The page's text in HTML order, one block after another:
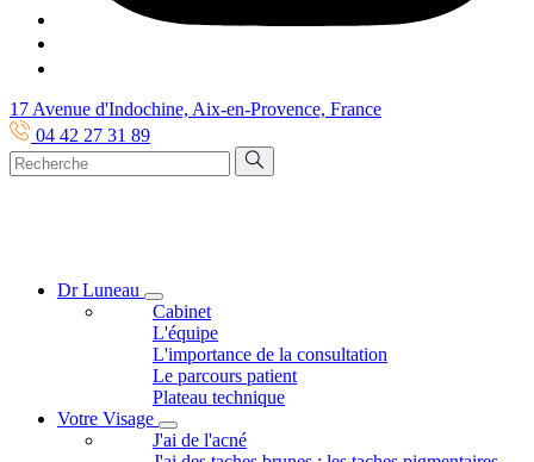
17 Avenue d'Indochine, Aix-en-Provence, France
04 42 27 31 89
Dr Luneau
Cabinet
L'équipe
L'importance de la consultation
Le parcours patient
Plateau technique
Votre Visage
J'ai de l'acné